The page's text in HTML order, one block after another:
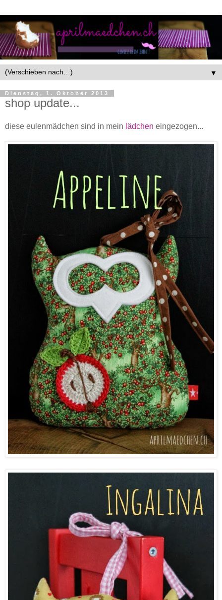
▼
Dienstag, 1. Oktober 2013
shop update...
diese eulenmädchen sind in mein lädchen eingezogen...